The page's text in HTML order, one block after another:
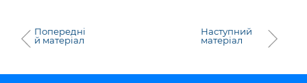
Попередні
й матеріал
Наступний
матеріал